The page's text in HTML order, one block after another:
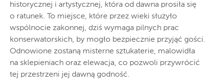
historycznej i artystycznej, która od dawna prosiła się
o ratunek. To miejsce, które przez wieki służyło
wspólnocie zakonnej, dziś wymaga pilnych prac
konserwatorskich, by mogło bezpiecznie przyjąć gości.
Odnowione zostaną misterne sztukaterie, malowidła
na sklepieniach oraz elewacja, co pozwoli przywrócić
tej przestrzeni jej dawną godność.